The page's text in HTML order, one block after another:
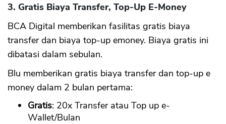
3. Gratis Biaya Transfer, Top-Up E-Money
BCA Digital memberikan fasilitas gratis biaya
transfer dan biaya top-up emoney. Biaya gratis ini
dibatasi dalam sebulan.
Blu memberikan gratis biaya transfer dan top-up e
money dalam 2 bulan pertama:
Gratis: 20x Transfer atau Top up e-
Wallet/Bulan